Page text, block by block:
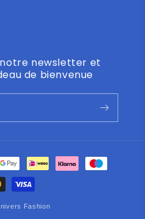
newsletter et
de bienvenue
Fashion